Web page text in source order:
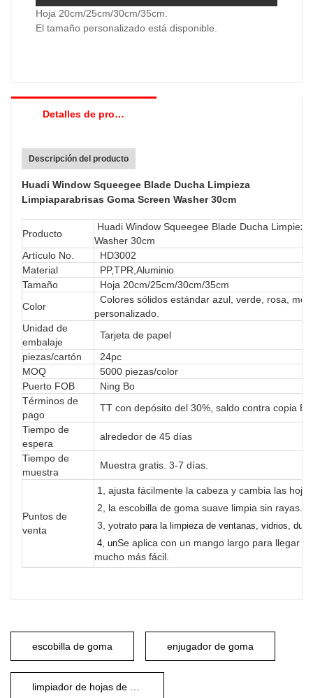
rayas a sus superficies.
-Perfecto para limpiar cristales, mamparas de
difíciles de alcanzar
-Ir con un palo largo para llegar a lugares altos.
Hoja 20cm/25cm/30cm/35cm.
El tamaño personalizado está disponible.
Detalles de producto
Descripción del producto
Huadi Window Squeegee Blade Ducha Limpieza
Limpiaparabrisas Goma Screen Washer 30cm
Producto
Huadi Window Squeegee Blade Ducha
Washer 30cm
Artículo No.
HD3002
Material
PP,TPR,Aluminio
Tamaño
Hoja 20cm/25cm/30cm/35cm
Color
Colores sólidos estándar azul, verde, rosa,
personalizado.
Unidad de
embalaje
Tarjeta de papel
piezas/cartón
24pc
MOQ
5000 piezas/color
Puerto FOB
Ning Bo
Términos de
pago
TT con depósito del 30%, saldo contra copia
Tiempo de
espera
alrededor de 45 días
Tiempo de
muestra
Muestra gratis. 3-7 días.
Puntos de
venta
1, ajusta fácilmente la cabeza y cambia las
2, la escobilla de goma suave limpia sin rayas.
3, yotrato para la limpieza de ventanas, vidrios,
4, unSe aplica con un mango largo para llegar
mucho más fácil.
escobilla de goma enjugador de goma